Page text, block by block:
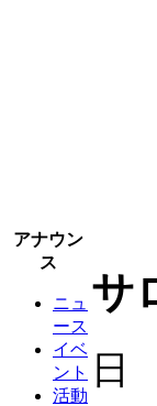
アナウン
ス
ニュ
ース
イベ
ント
活動
サ
日